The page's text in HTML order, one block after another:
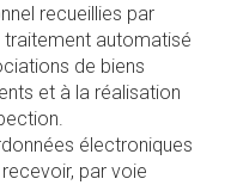
recueillies par
traitement automatisé
de biens
et à la réalisation
électroniques
par voie